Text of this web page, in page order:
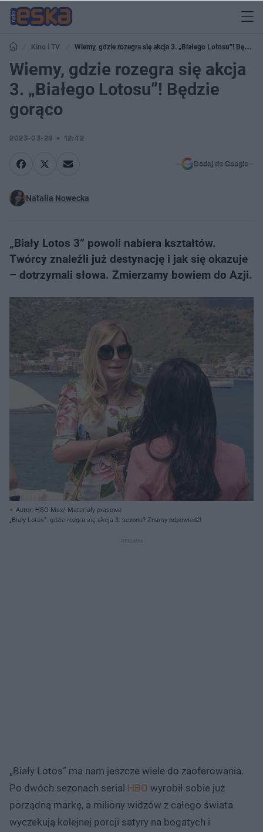
Kino i TV
Wiemy, gdzie rozegra się akcja 3. „Białego Lotosu”! Będzie
gorąco
Wiemy, gdzie rozegra się akcja
3. „Białego Lotosu”! Będzie
gorąco
2023-03-28 12:42
Dodaj do Google
Natalia Nowecka
„Biały Lotos 3” powoli nabiera kształtów.
Twórcy znaleźli już destynację i jak się okazuje
– dotrzymali słowa. Zmierzamy bowiem do Azji.
Autor: HBO Max/ Materiały prasowe
„Biały Lotos”: gdzie rozgra się akcja 3. sezonu? Znamy odpowiedź!
„Biały Lotos” ma nam jeszcze wiele do zaoferowania.
Po dwóch sezonach serial HBO wyrobił sobie już
porządną markę, a miliony widzów z całego świata
wyczekują kolejnej porcji satyry na bogatych i